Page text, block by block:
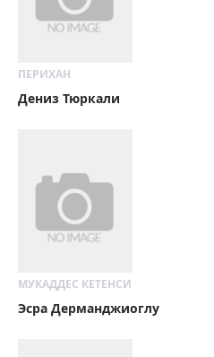
ПЕРИХАН
Дениз Тюркали
МУКАДДЕС КЕТЕНСИ
Эсра Дерманджиоглу